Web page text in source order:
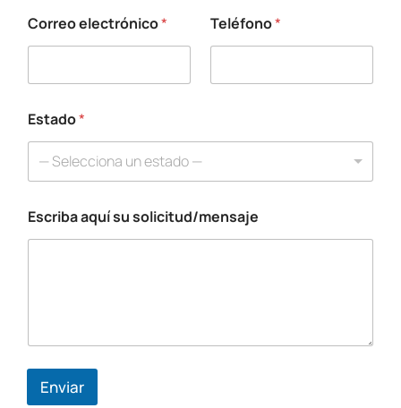
ó
n
i
o
o
r
o
r
Correo electrónico* Teléfono*
Estado*
— Selecciona un estado —
Escriba aquí su solicitud/mensaje
Enviar